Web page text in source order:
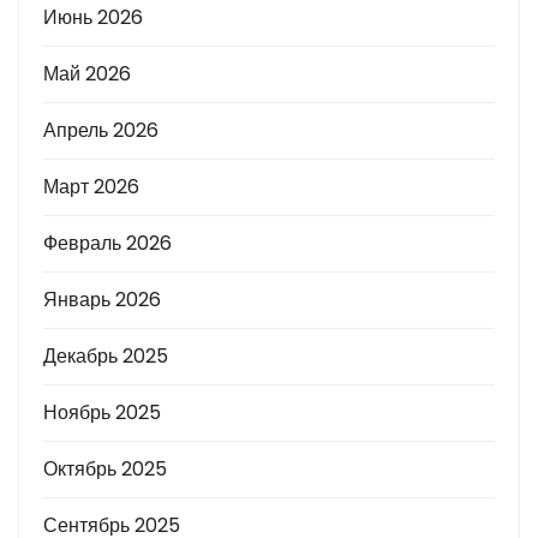
Июнь 2026
Май 2026
Апрель 2026
Март 2026
Февраль 2026
Январь 2026
Декабрь 2025
Ноябрь 2025
Октябрь 2025
Сентябрь 2025